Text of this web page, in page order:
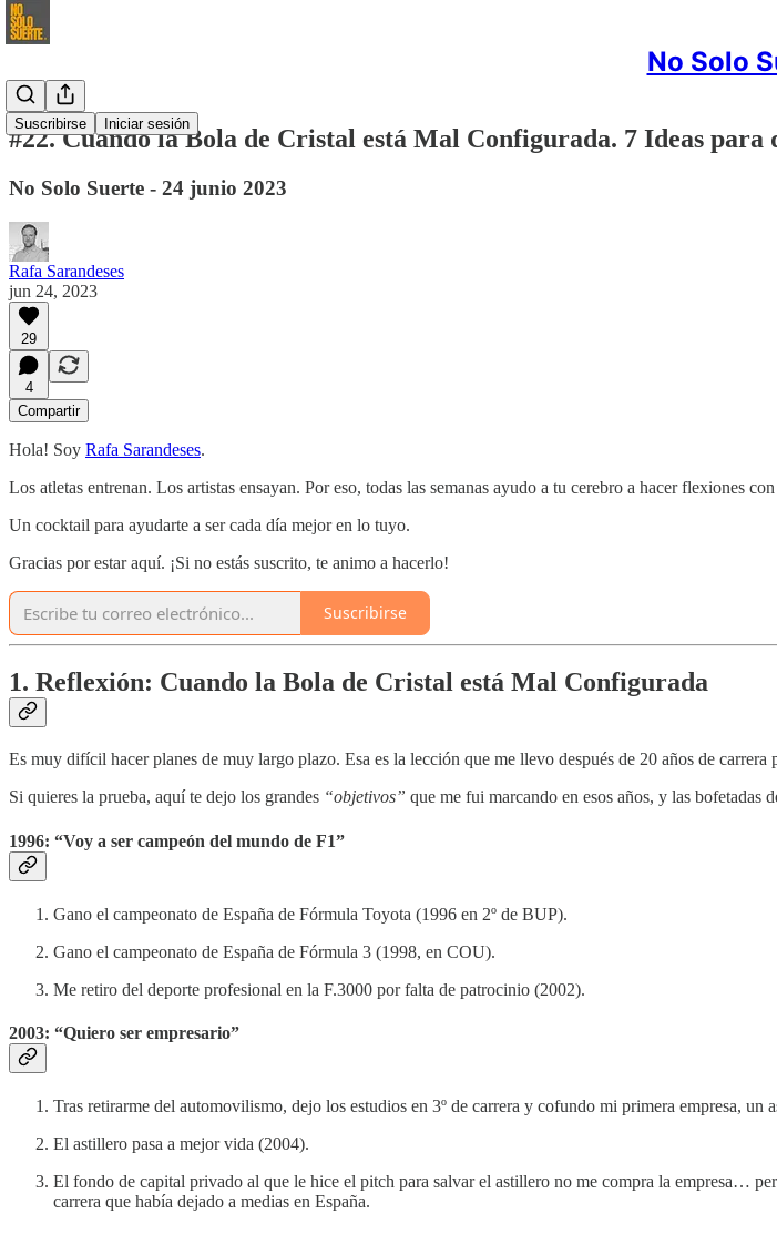
No Solo
Suscribirse Iniciar sesión
#22. Cuando la Bola de Cristal está Mal Configurada. 7 Ideas para
No Solo Suerte - 24 junio 2023
Rafa Sarandeses
jun 24, 2023
29
4
Compartir
Hola! Soy Rafa Sarandeses.
Los atletas entrenan. Los artistas ensayan. Por eso, todas las semanas ayudo a tu cerebro a hacer flexiones
Un cocktail para ayudarte a ser cada día mejor en lo tuyo.
Gracias por estar aquí. ¡Si no estás suscrito, te animo a hacerlo!
Suscribirse
1. Reflexión: Cuando la Bola de Cristal está Mal Configurada
Es muy difícil hacer planes de muy largo plazo. Esa es la lección que me llevo después de 20 años de carrera
Si quieres la prueba, aquí te dejo los grandes “objetivos” que me fui marcando en esos años, y las bofetadas
1996: “Voy a ser campeón del mundo de F1”
Gano el campeonato de España de Fórmula Toyota (1996 en 2º de BUP).
Gano el campeonato de España de Fórmula 3 (1998, en COU).
Me retiro del deporte profesional en la F.3000 por falta de patrocinio (2002).
2003: “Quiero ser empresario”
Tras retirarme del automovilismo, dejo los estudios en 3º de carrera y cofundo mi primera empresa, un
El astillero pasa a mejor vida (2004).
El fondo de capital privado al que le hice el pitch para salvar el astillero no me compra la empresa…
carrera que había dejado a medias en España.